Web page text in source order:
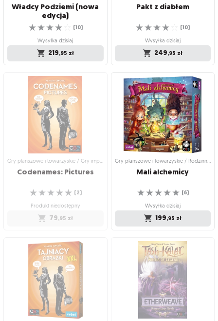
Władcy Podziemi (nowa
edycja)
☆
☆
☆
☆ (10)
Wysyłka dzisiaj
219,95 zł
Strategiczne gry planszowe
Władcy Podziemi (nowa
edycja)
Ci przeklęci bohaterowie!
☆
☆
☆
☆
Wysyłka dzisiaj
219 ,95 zł
Pakt z diabłem
☆
☆
☆
☆ (10)
Wysyłka dzisiaj
249,95 zł
Gry planszowe i towarzyskie /
Strategiczne gry planszowe
Pakt z diabłem
Jak drogo sprzedasz swoją duszę?
☆
☆
☆
☆
☆ (10)
Wysyłka dzisiaj
249,95 zł
Gry planszowe i towarzyskie / Gry imprezowe i towarzyskie
Codenames:Pictures
☆
☆
☆
☆
☆ (2)
Produkt niedostępny
79,95 zł
imprezowe i towarzyskie
Codenames: Pictures
Doskonała, zespołowa gra
dedukcyjna!
☆
☆
☆
☆
Produkt niedostępny
Gry planszowe i towarzyskie / Rodzinne gry planszowe
Malialchemicy
☆
☆
☆
☆
☆ (6)
Wysyłka dzisiaj
199,95 zł
Rodzinne gry planszowe
Mali alchemicy
Kilka kurzych szponów i odrobina
żabiego śluzu
☆
☆
☆
☆
☆ (6
Wysyłka dzisiaj